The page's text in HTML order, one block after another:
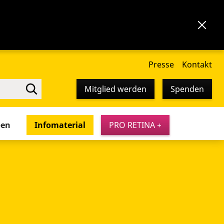
Presse Kontakt
Mitglied werden Spenden
Infomaterial PRO RETINA +